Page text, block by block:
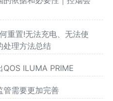
重置!无法充电、无法使
处理方法总结
ILUMA PRIME
管需要更加完善